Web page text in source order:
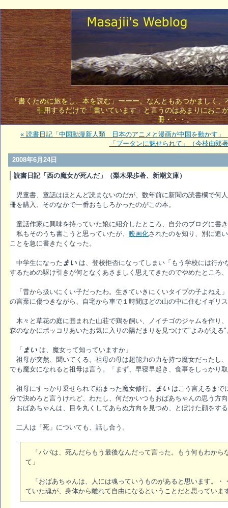
「書くために旅をし、本を読む」ーーー。なんともあつかましく
引用するだけで「書いています」と言うのはあまりにおこ
冊・・・。
« 読書日記「中国動漫新人類 日本のアニメと漫画が中国を動かす
「ブータンに魅せられて」（今枝由郎
2008年6月24日
読書日記「西の魔女が死んだ」（梨木果歩著、新潮文庫）
児童書、童話はほとんど読まないのだが、数年前に新聞の読書欄で何
冊を購入、そのなかで一番おもしろかったのがこの本。
童話作家に興味を持っていた娘に紹介したところ、自分のブログに書
私もそのうち書こうと思っていたが、 映画化されたのを知り、別に追
ことを急に書きたくなった。
中学生になった まい は、登校拒否になってしまい「もう学校には行
するための駆け引きが何となくあさましく思えてきたのでやめたところ
「昔から扱いにくい子だったわ。生きていきにくいタイプの子よねえ
の言葉に傷つきながら、自宅から車で１時間ほどの山の中に住むイギリ
木々と草花の庭に囲まれた山荘で鶏を飼い、ノイチゴのジャムを作り
森のなかにポッコリあいたお気に入りの陽だまりを見つけて"よみがえる"
「 まい は、魔女って知っていますか」
祖母が突然、聞いてくる。祖母の母は超能力の力を持つ魔女だったし
でも魔女になれると祖母は言う。「まず、早寝早起き、食事をしっかり
祖母にすっかり乗せられて始まった魔女修行。 まい はこう言えるまで
分で決めろと言うけれど、わたし、何だかいつもおばあちゃんの思う方
おばあちゃんは、目を丸くしてあらぬ方向を見つめ、とぼけた顔をす
二人は「死」についても、話し合う。
「パパは、死んだらもう最後なんだって言った。もう何もわから
て」
「おばあちゃんは、人には魂っていうものがあると思います。・
ていた魂が、身体から離れて自由になるということだと思っていま